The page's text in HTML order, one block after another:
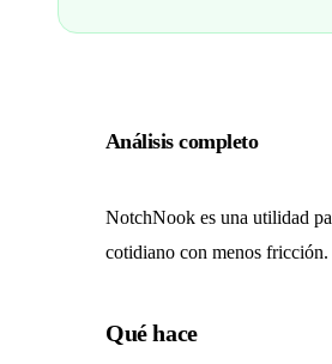
Análisis completo
NotchNook es una utilidad
cotidiano con menos fricción.
Qué hace